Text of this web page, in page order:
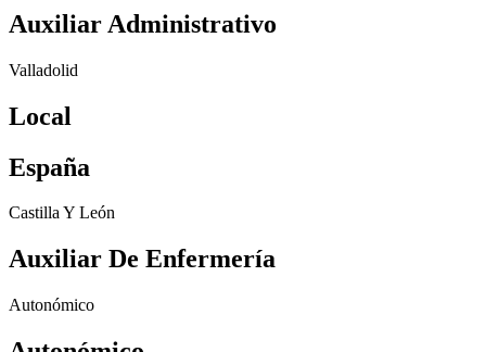
Auxiliar Administrativo
Valladolid
Local
España
Castilla Y León
Auxiliar De Enfermería
Autonómico